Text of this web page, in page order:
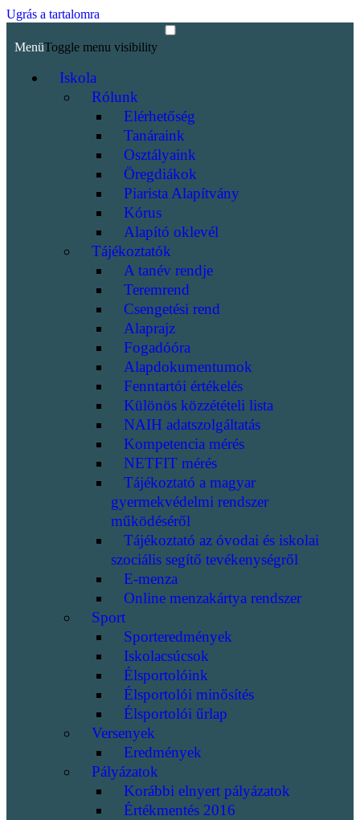
Ugrás a tartalomra
MenüToggle menu visibility
Iskola
Rólunk
Elérhetőség
Tanáraink
Osztályaink
Öregdiákok
Piarista Alapítvány
Kórus
Alapító oklevél
Tájékoztatók
A tanév rendje
Teremrend
Csengetési rend
Alaprajz
Fogadóóra
Alapdokumentumok
Fenntartói értékelés
Különös közzétételi lista
NAIH adatszolgáltatás
Kompetencia mérés
NETFIT mérés
Tájékoztató a magyar
gyermekvédelmi rendszer
működéséről
Tájékoztató az óvodai és iskolai
szociális segítő tevékenységről
E-menza
Online menzakártya rendszer
Sport
Sporteredmények
Iskolacsúcsok
Élsportolóink
Élsportolói minősítés
Élsportolói űrlap
Versenyek
Eredmények
Pályázatok
Korábbi elnyert pályázatok
Értékmentés 2016